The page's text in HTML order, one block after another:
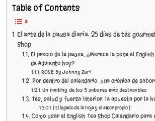
Table of Contents
El arte de la pausa diaria: 25 días de tés
Shop
El precio de la pausa: ¿Merece la pena el
de Adviento hoy?
ROSE By Johnny Zuri
Por dentro del calendario: una crónica de
Un ranking de los 5 sabores más destacables
Tés, salud y fuerza interior: la apuesta por la
$ El legado de la hoja y el amor propio $
Cómo usar el English Tea Shop Calendario